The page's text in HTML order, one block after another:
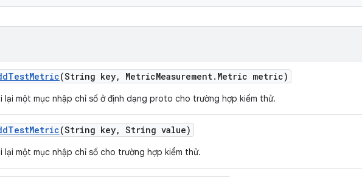
TestMetric(String key, MetricMeasurement. Metric metric)
lại một mục nhập chỉ số ở định dạng proto cho trường hợp kiểm thử.
TestMetric(String key, String value)
lại một mục nhập chỉ số cho trường hợp kiểm thử.